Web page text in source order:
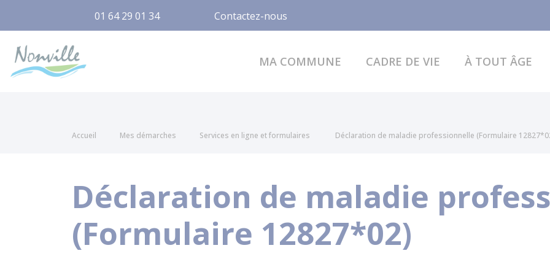
01 64 29 01 34 Contactez-nous
MA COMMUNE CADRE DE VIE À TOUT ÂGE
Accueil Mes démarches Services en ligne et formulaires Déclaration de maladie professionnelle (Formulaire
Déclaration de maladie
(Formulaire 12827*02)